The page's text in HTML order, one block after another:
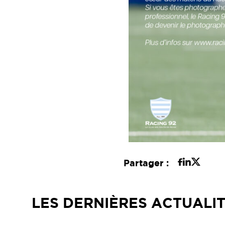
Partager :
LES DERNIÈRES